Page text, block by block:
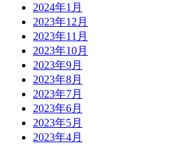
2024年1月
2023年12月
2023年11月
2023年10月
2023年9月
2023年8月
2023年7月
2023年6月
2023年5月
2023年4月